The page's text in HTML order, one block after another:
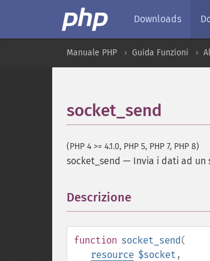
Downloads
Manuale PHP Guida Funzioni
socket_send
(PHP 4 >= 4.1.0, PHP 5, PHP 7, PHP 8)
socket_send — Invia i dati ad un
Descrizione
function socket_send(
resource $socket ,